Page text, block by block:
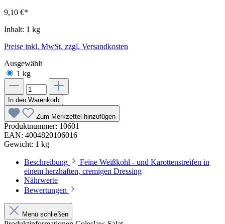
9,10 €*
Inhalt: 1 kg
Preise inkl. MwSt. zzgl. Versandkosten
Ausgewählt
1 kg
In den Warenkorb
Zum Merkzettel hinzufügen
Produktnummer: 10601
EAN: 4004820106016
Gewicht: 1 kg
Beschreibung
Feine Weißkohl - und Karottenstreifen in
einem herzhaften, cremigen Dressing
Nährwerte
Bewertungen
Menü schließen